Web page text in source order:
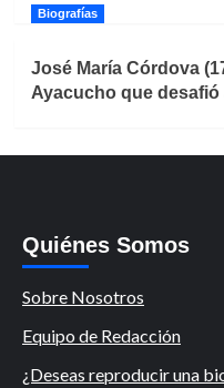
Biografías
José María Córdova
Ayacucho que desafió
Quiénes Somos
Sobre Nosotros
Equipo de Redacción
¿Deseas reproducir una